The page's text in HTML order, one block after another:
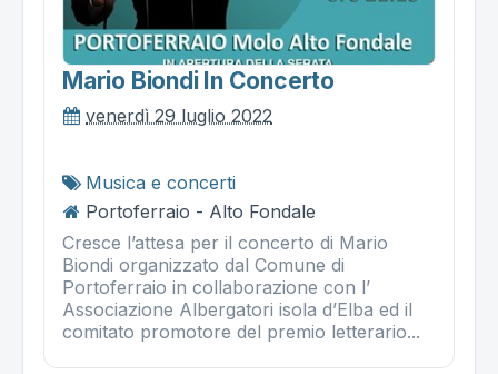
Mario Biondi In Concerto
venerdì 29 luglio 2022
Musica e concerti
Portoferraio - Alto Fondale
Cresce l’attesa per il concerto di Mario
Biondi organizzato dal Comune di
Portoferraio in collaborazione con l’
Associazione Albergatori isola d’Elba ed il
comitato promotore del premio letterario...